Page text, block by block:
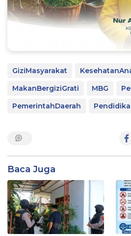
GiziMasyarakat
MakanBergiziGrati
MBG
PemerintahDaerah
Baca Juga